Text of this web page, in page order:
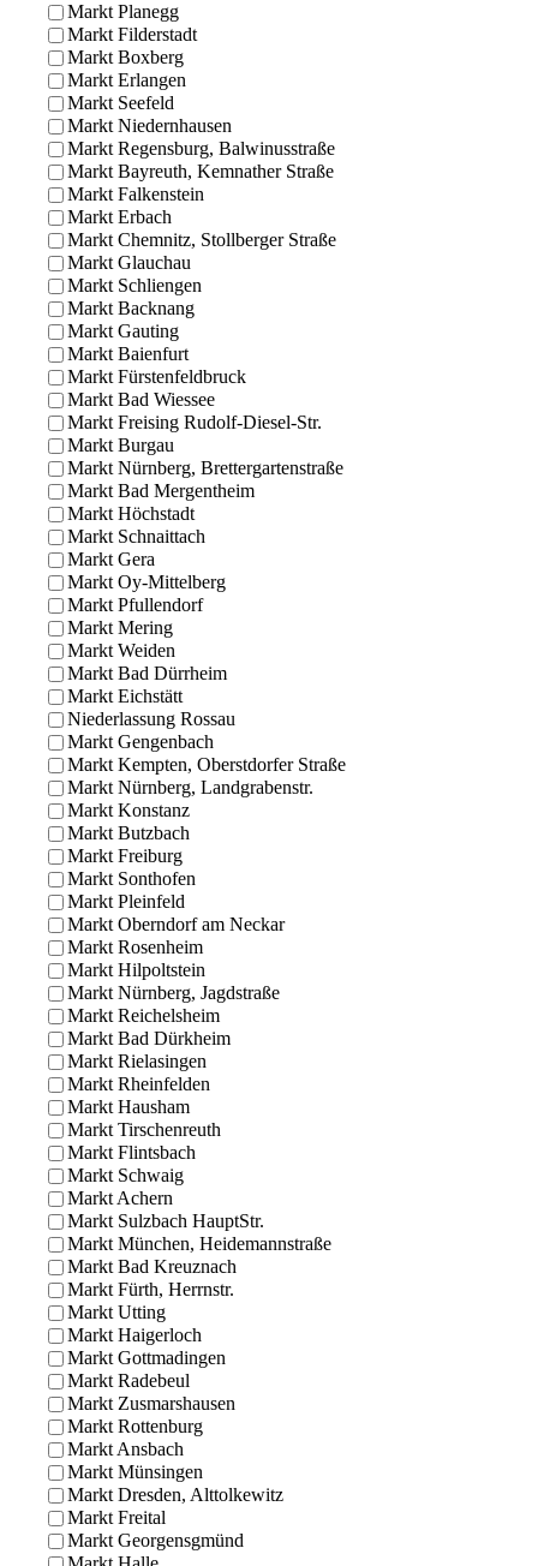
Markt Planegg
Markt Filderstadt
Markt Boxberg
Markt Erlangen
Markt Seefeld
Markt Niedernhausen
Markt Regensburg, Balwinusstraße
Markt Bayreuth, Kemnather Straße
Markt Falkenstein
Markt Erbach
Markt Chemnitz, Stollberger Straße
Markt Glauchau
Markt Schliengen
Markt Backnang
Markt Gauting
Markt Baienfurt
Markt Fürstenfeldbruck
Markt Bad Wiessee
Markt Freising Rudolf-Diesel-Str.
Markt Burgau
Markt Nürnberg, Brettergartenstraße
Markt Bad Mergentheim
Markt Höchstadt
Markt Schnaittach
Markt Gera
Markt Oy-Mittelberg
Markt Pfullendorf
Markt Mering
Markt Weiden
Markt Bad Dürrheim
Markt Eichstätt
Niederlassung Rossau
Markt Gengenbach
Markt Kempten, Oberstdorfer Straße
Markt Nürnberg, Landgrabenstr.
Markt Konstanz
Markt Butzbach
Markt Freiburg
Markt Sonthofen
Markt Pleinfeld
Markt Oberndorf am Neckar
Markt Rosenheim
Markt Hilpoltstein
Markt Nürnberg, Jagdstraße
Markt Reichelsheim
Markt Bad Dürkheim
Markt Rielasingen
Markt Rheinfelden
Markt Hausham
Markt Tirschenreuth
Markt Flintsbach
Markt Schwaig
Markt Achern
Markt Sulzbach HauptStr.
Markt München, Heidemannstraße
Markt Bad Kreuznach
Markt Fürth, Herrnstr.
Markt Utting
Markt Haigerloch
Markt Gottmadingen
Markt Radebeul
Markt Zusmarshausen
Markt Rottenburg
Markt Ansbach
Markt Münsingen
Markt Dresden, Alttolkewitz
Markt Freital
Markt Georgensgmünd